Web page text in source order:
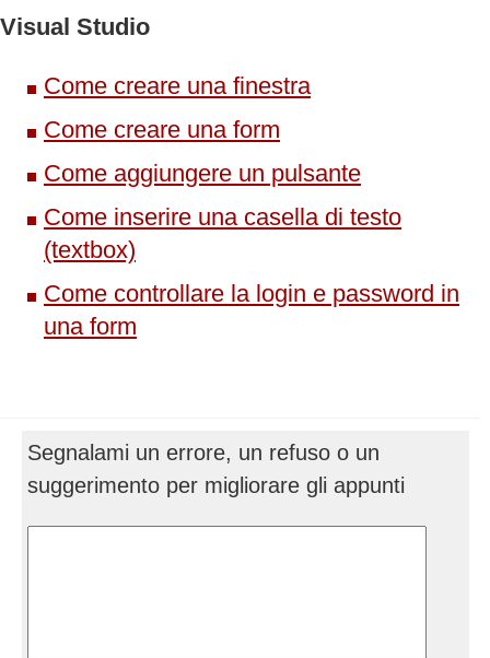
Visual Studio
Come creare una finestra
Come creare una form
Come aggiungere un pulsante
Come inserire una casella di testo
(textbox)
Come controllare la login e password in
una form
Segnalami un errore, un refuso o un
suggerimento per migliorare gli appunti